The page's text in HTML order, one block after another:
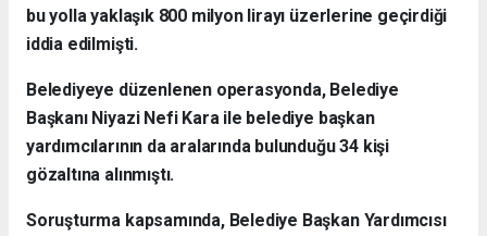
bu yolla yaklaşık 800 milyon lirayı üzerlerine geçirdiği
iddia edilmişti.
Belediyeye düzenlenen operasyonda, Belediye
Başkanı Niyazi Nefi Kara ile belediye başkan
yardımcılarının da aralarında bulunduğu 34 kişi
gözaltına alınmıştı.
Soruşturma kapsamında, Belediye Başkan Yardımcısı